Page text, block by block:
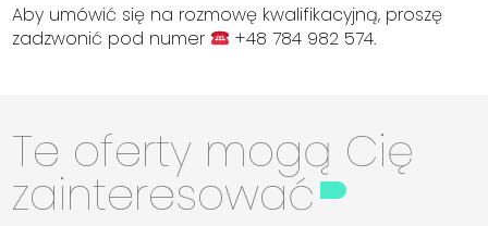
Aby umówić się na rozmowę kwalifikacyjną, proszę
zadzwonić pod numer
+48 784 982 574.
Te oferty mogą Cię
zainteresować